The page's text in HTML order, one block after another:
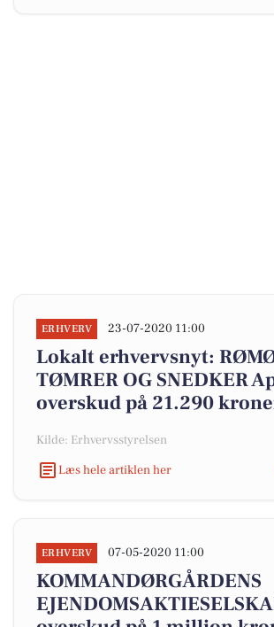
ERHVERV 23-07-2020 11:00
Lokalt erhvervsnyt:
TØMRER OG SNEDKER
overskud på 21.290
Kilde: Erhvervsstyrelsen
Læs hele artiklen her
ERHVERV 07-05-2020 11:00
KOMMANDØRGÅRDENS